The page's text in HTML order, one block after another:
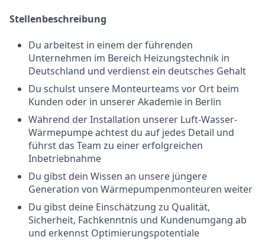
Stellenbeschreibung
Du arbeitest in einem der führenden
Unternehmen im Bereich Heizungstechnik in
Deutschland und verdienst ein deutsches Gehalt
Du schulst unsere Monteurteams vor Ort beim
Kunden oder in unserer Akademie in Berlin
Während der Installation unserer Luft-Wasser-
Wärmepumpe achtest du auf jedes Detail und
führst das Team zu einer erfolgreichen
Inbetriebnahme
Du gibst dein Wissen an unsere jüngere
Generation von Wärmepumpenmonteuren weiter
Du gibst deine Einschätzung zu Qualität,
Sicherheit, Fachkenntnis und Kundenumgang ab
und erkennst Optimierungspotentiale